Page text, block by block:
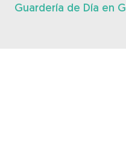
Guardería de Día en